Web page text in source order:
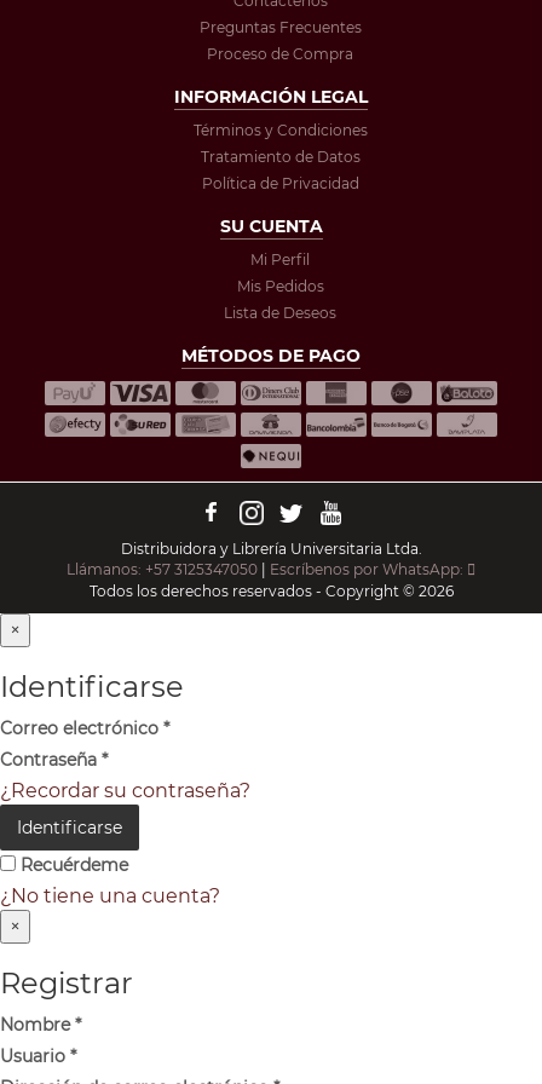
Preguntas Frecuentes
Proceso de Compra
INFORMACIÓN LEGAL
Términos y Condiciones
Tratamiento de Datos
Política de Privacidad
SU CUENTA
Mi Perfil
Mis Pedidos
Lista de Deseos
MÉTODOS DE PAGO
Distribuidora y Librería Universitaria Ltda.
Llámanos: +57 3125347050
Escríbenos por WhatsApp:
Todos los derechos reservados - Copyright © 2026
×
Identificarse
Correo electrónico *
Contraseña *
¿Recordar su contraseña?
Identificarse
Recuérdeme
¿No tiene una cuenta?
×
Registrar
Nombre*
Usuario *